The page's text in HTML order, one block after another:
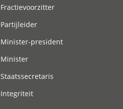
Fractievoorzitter
Partijleider
Minister-president
Minister
Staatssecretaris
Integriteit